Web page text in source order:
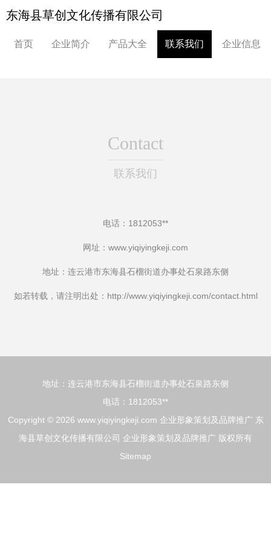
东海县草创文化传播有限公司
首页 企业简介 产品大全 联系我们 企业信息
Contact
联系我们
电话：1812053**
网址： www.yiqiyingkeji.com
地址：连云港市东海县石榴街道办事处石泉路东侧
如若转载，请注明出处：http://www.yiqiyingkeji.com/contact.html
地址：连云港市东海县石榴街道办事处石泉路东侧
电话：1812053**
Copyright © 2026 www.yiqiyingkeji.com 企业形象策划及品牌推广 东
海县草创文化传播有限公司 企业形象策划及品牌推广 版权所有
Sitemap